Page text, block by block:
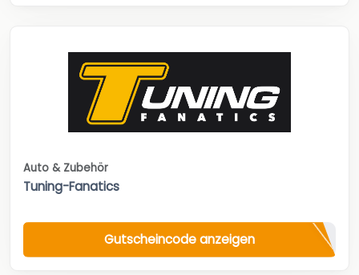
Auto & Zubehör
Tuning-Fanatics
Gutscheincode anzeigen